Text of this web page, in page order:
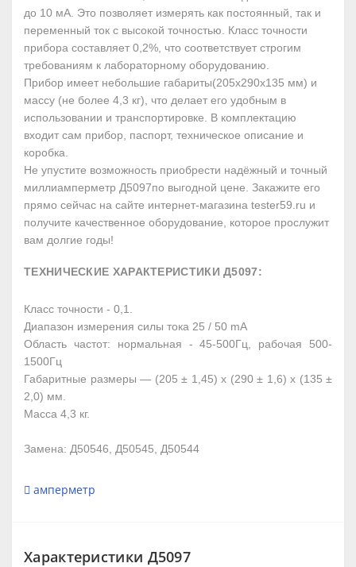
до 10 мА. Это позволяет измерять как постоянный, так и
переменный ток с высокой точностью. Класс точности
прибора составляет 0,2%, что соответствует строгим
требованиям к лабораторному оборудованию.
Прибор имеет небольшие габариты(205x290x135 мм) и
массу (не более 4,3 кг), что делает его удобным в
использовании и транспортировке. В комплектацию
входит сам прибор, паспорт, техническое описание и
коробка.
Не упустите возможность приобрести надёжный и точный
миллиамперметр Д5097по выгодной цене. Закажите его
прямо сейчас на сайте интернет-магазина tester59.ru и
получите качественное оборудование, которое прослужит
вам долгие годы!
ТЕХНИЧЕСКИЕ ХАРАКТЕРИСТИКИ Д5097:
Класс точности - 0,1.
Диапазон измерения силы тока 25 / 50 mА
Область частот: нормальная - 45-500Гц, рабочая 500-
1500Гц
Габаритные размеры — (205 ± 1,45) х (290 ± 1,6) х (135 ±
2,0) мм.
Масса 4,3 кг.
Замена: Д50546, Д50545, Д50544
амперметр
Характеристики Д5097